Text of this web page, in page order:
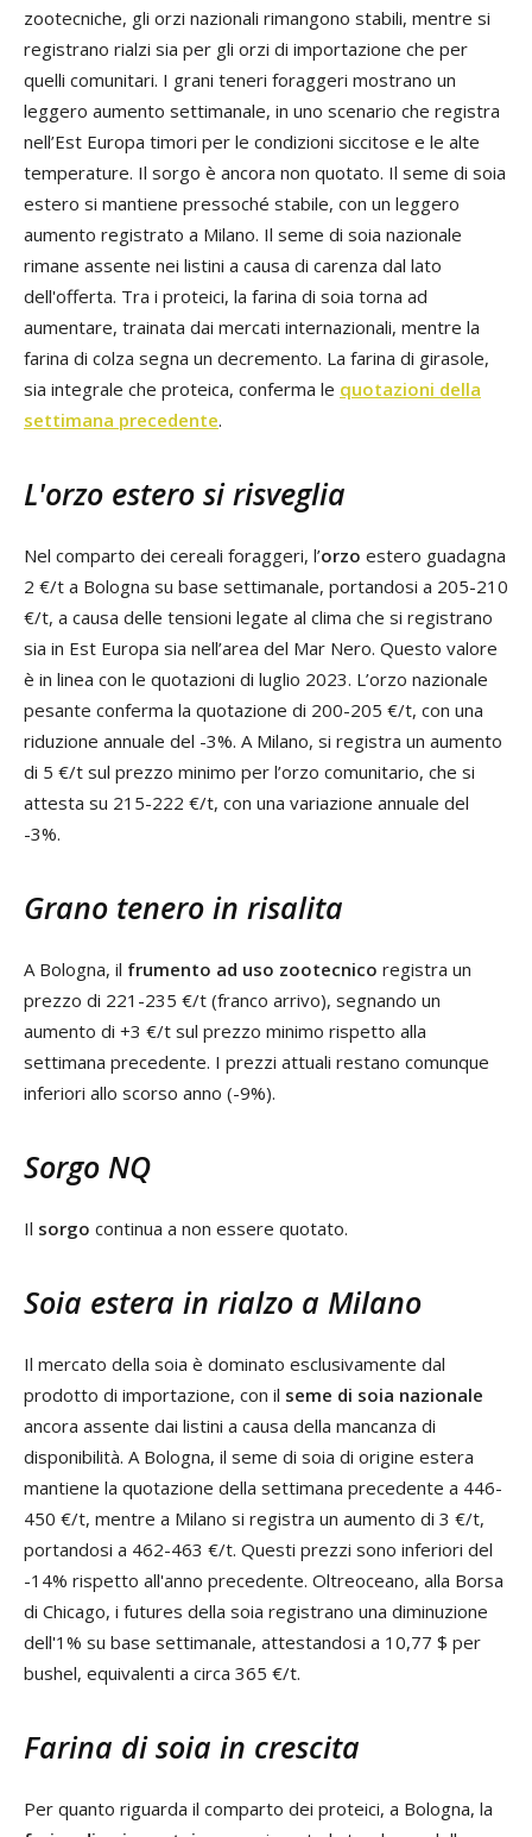
zootecniche, gli orzi nazionali rimangono stabili, mentre si
registrano rialzi sia per gli orzi di importazione che per
quelli comunitari. I grani teneri foraggeri mostrano un
leggero aumento settimanale, in uno scenario che registra
nell’Est Europa timori per le condizioni siccitose e le alte
temperature. Il sorgo è ancora non quotato. Il seme di soia
estero si mantiene pressoché stabile, con un leggero
aumento registrato a Milano. Il seme di soia nazionale
rimane assente nei listini a causa di carenza dal lato
dell'offerta. Tra i proteici, la farina di soia torna ad
aumentare, trainata dai mercati internazionali, mentre la
farina di colza segna un decremento. La farina di girasole,
sia integrale che proteica, conferma le quotazioni della
settimana precedente.
L'orzo estero si risveglia
Nel comparto dei cereali foraggeri, l’orzo estero guadagna
2 €/t a Bologna su base settimanale, portandosi a 205-210
€/t, a causa delle tensioni legate al clima che si registrano
sia in Est Europa sia nell’area del Mar Nero. Questo valore
è in linea con le quotazioni di luglio 2023. L’orzo nazionale
pesante conferma la quotazione di 200-205 €/t, con una
riduzione annuale del -3%. A Milano, si registra un aumento
di 5 €/t sul prezzo minimo per l’orzo comunitario, che si
attesta su 215-222 €/t, con una variazione annuale del
-3%.
Grano tenero in risalita
A Bologna, il frumento ad uso zootecnico registra un
prezzo di 221-235 €/t (franco arrivo), segnando un
aumento di +3 €/t sul prezzo minimo rispetto alla
settimana precedente. I prezzi attuali restano comunque
inferiori allo scorso anno (-9%).
Sorgo NQ
Il sorgo continua a non essere quotato.
Soia estera in rialzo a Milano
Il mercato della soia è dominato esclusivamente dal
prodotto di importazione, con il seme di soia nazionale
ancora assente dai listini a causa della mancanza di
disponibilità. A Bologna, il seme di soia di origine estera
mantiene la quotazione della settimana precedente a 446-
450 €/t, mentre a Milano si registra un aumento di 3 €/t,
portandosi a 462-463 €/t. Questi prezzi sono inferiori del
-14% rispetto all'anno precedente. Oltreoceano, alla Borsa
di Chicago, i futures della soia registrano una diminuzione
dell'1% su base settimanale, attestandosi a 10,77 $ per
bushel, equivalenti a circa 365 €/t.
Farina di soia in crescita
Per quanto riguarda il comparto dei proteici, a Bologna, la